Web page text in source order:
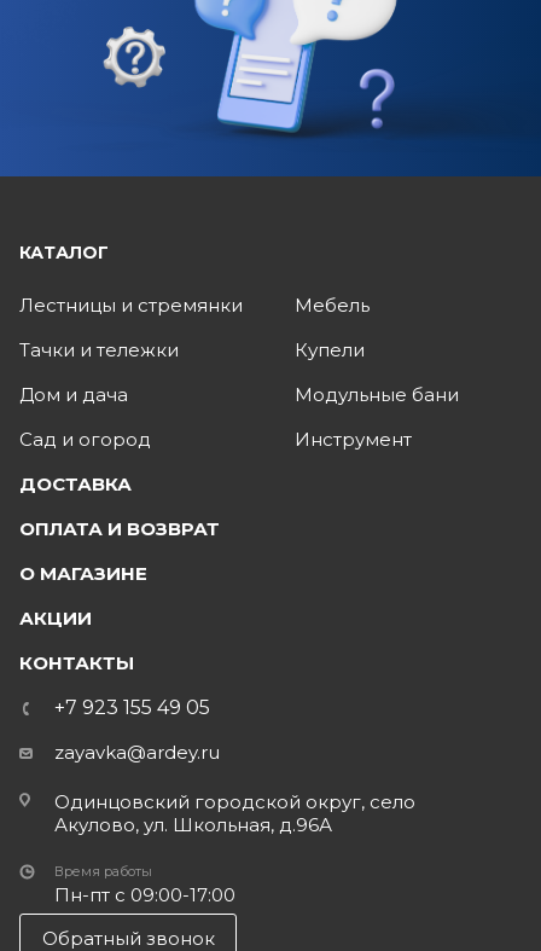
КАТАЛОГ
Лестницы и стремянки
Тачки и тележки
Дом и дача
Сад и огород
Мебель
Купели
Модульные бани
Инструмент
ДОСТАВКА
ОПЛАТА И ВОЗВРАТ
О МАГАЗИНЕ
АКЦИИ
КОНТАКТЫ
+7 923 155 49 05
zayavka@ardey.ru
Одинцовский городской округ, село
Акулово, ул. Школьная, д.96А
Время работы
Пн-пт с 09:00-17:00
Обратный звонок